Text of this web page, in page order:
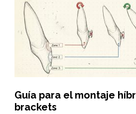
Guía para el montaje
brackets